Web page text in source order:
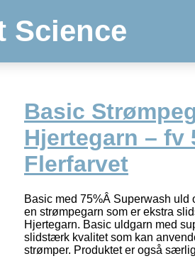
Science
Basic
Hjertegarn – fv
Flerfarvet
Basic med 75%Â Superwash uld
en strømpegarn som er ekstra
Hjertegarn. Basic uldgarn med
slidstærk kvalitet som kan
strømper. Produktet er også